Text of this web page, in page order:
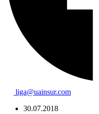
liga@uainsur.com
30.07.2018